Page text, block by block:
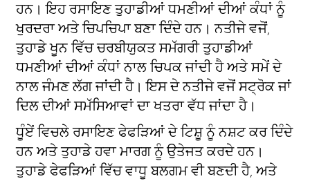
ਹਨ। ਇਹ ਰਸਾਇਣ ਤੁਹਾਡੀਆਂ ਧਮਣੀਆਂ ਦੀਆਂ ਕੰਧਾਂ ਨੂੰ
ਖੁਰਦਰਾ ਅਤੇ ਚਿਪਚਿਪਾ ਬਣਾ ਦਿੰਦੇ ਹਨ। ਨਤੀਜੇ ਵਜੋਂ,
ਤੁਹਾਡੇ ਖੂਨ ਵਿੱਚ ਚਰਬੀਯੁਕਤ ਸਮੱਗਰੀ ਤੁਹਾਡੀਆਂ
ਧਮਣੀਆਂ ਦੀਆਂ ਕੰਧਾਂ ਨਾਲ ਚਿਪਕ ਜਾਂਦੀ ਹੈ ਅਤੇ ਸਮੇਂ ਦੇ
ਨਾਲ ਜੰਮਣ ਲੱਗ ਜਾਂਦੀ ਹੈ। ਇਸ ਦੇ ਨਤੀਜੇ ਵਜੋਂ ਸਟ੍ਰੋਕ ਜਾਂ
ਦਿਲ ਦੀਆਂ ਸਮੱਸਿਆਵਾਂ ਦਾ ਖਤਰਾ ਵੱਧ ਜਾਂਦਾ ਹੈ।
ਧੂੰਏਂ ਵਿਚਲੇ ਰਸਾਇਣ ਫੇਫੜਿਆਂ ਦੇ ਟਿਸ਼ੂ ਨੂੰ ਨਸ਼ਟ ਕਰ ਦਿੰਦੇ
ਹਨ ਅਤੇ ਤੁਹਾਡੇ ਹਵਾ ਮਾਰਗ ਨੂੰ ਉਤੇਜਤ ਕਰਦੇ ਹਨ।
ਤੁਹਾਡੇ ਫੇਫੜਿਆਂ ਵਿੱਚ ਵਾਧੂ ਬਲਗਮ ਵੀ ਬਣਦੀ ਹੈ, ਅਤੇ